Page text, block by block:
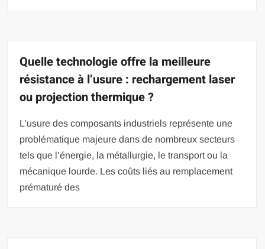
Quelle technologie offre la meilleure
résistance à l’usure : rechargement laser
ou projection thermique ?
L’usure des composants industriels représente une
problématique majeure dans de nombreux secteurs
tels que l’énergie, la métallurgie, le transport ou la
mécanique lourde. Les coûts liés au remplacement
prématuré des